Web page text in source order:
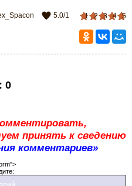
1 2 3 4 5
5.0/1
0
принять к сведению
комментариев»